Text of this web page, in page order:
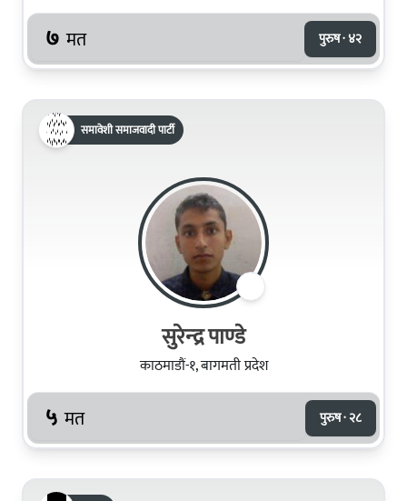
७ मत पुरुष · ४२
समावेशी समाजवादी पार्टी
सुरेन्‍द्र पाण्‍डे
काठमाडौं-१, बागमती प्रदेश
५ मत पुरुष · २८